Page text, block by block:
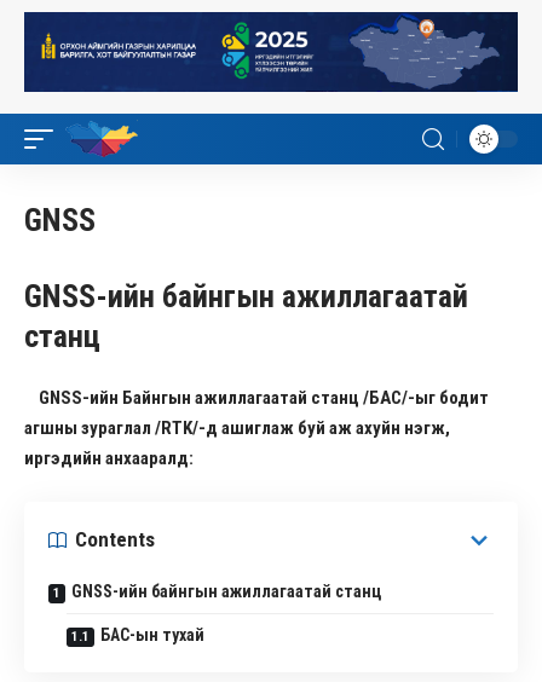
GNSS
GNSS-ийн байнгын ажиллагаатай
станц
GNSS-ийн Байнгын ажиллагаатай станц /БАС/-ыг бодит
агшны зураглал /RTK/-д ашиглаж буй аж ахуйн нэгж,
иргэдийн анхааралд:
Contents
GNSS-ийн байнгын ажиллагаатай станц
БАС-ын тухай